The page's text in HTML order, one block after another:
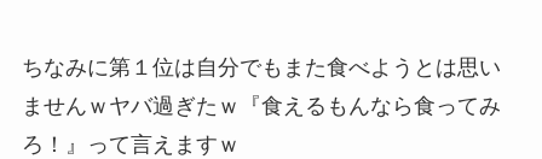
ちなみに第１位は自分でもまた食べようとは思い
ませんｗヤバ過ぎたｗ『食えるもんなら食ってみ
ろ！』って言えますｗ